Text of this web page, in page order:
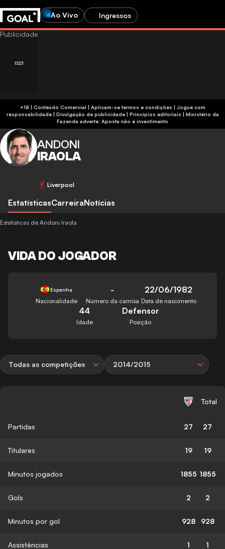
Ao Vivo Ingressos
+18 | Conteúdo Comercial | Aplicam-se termos e condições | Jogue com
responsabilidade| Divulgação de publicidade| Princípios editoriais | Ministério da
Fazenda adverte: Aposta não é investimento
ANDONI
IRAOLA
Liverpool
EstatísticasCarreiraNotícias
Estatísticas de Andoni Iraola
VIDA DO JOGADOR
Espanha
Nacionalidade
-
Número da camisa
22/06/1982
Data de nascimento
44
Idade
Defensor
Posição
Todas as competições 2014/2015
Total
Partidas 27 27
Titulares 19 19
Minutos jogados 1855 1855
Gols 2 2
Minutos por gol 928 928
Assistências 1 1